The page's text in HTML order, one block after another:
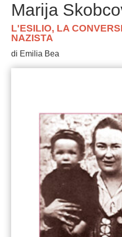
Marija
L'ESILIO, LA
NAZISTA
di Emilia Bea